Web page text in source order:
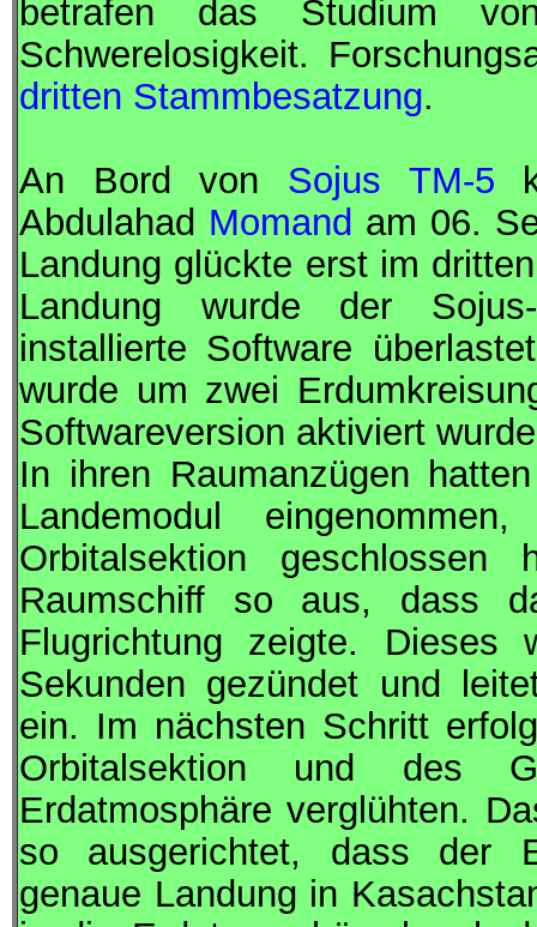
betrafen das Studium
Schwerelosigkeit.
dritten Stammbesatzung.
An Bord von Sojus TM-5
Abdulahad Momand am 06.
Landung glückte erst im
Landung wurde der Sojus
installierte Software
wurde um zwei
Softwareversion aktiviert
In ihren Raumanzügen
Landemodul
Orbitalsektion
Raumschiff so aus, dass
Flugrichtung zeigte.
Sekunden gezündet und
ein. Im nächsten Schritt
Orbitalsektion und des
Erdatmosphäre verglühten.
so ausgerichtet, dass der
genaue Landung in